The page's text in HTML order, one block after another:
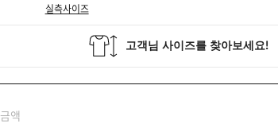
실측사이즈
액